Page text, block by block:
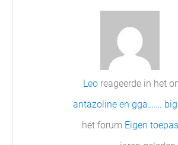
Leoreageerde in het
antazoline en gga…….
het forum Eigen